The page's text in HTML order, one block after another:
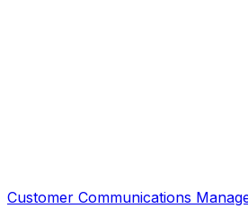
Customer Communications